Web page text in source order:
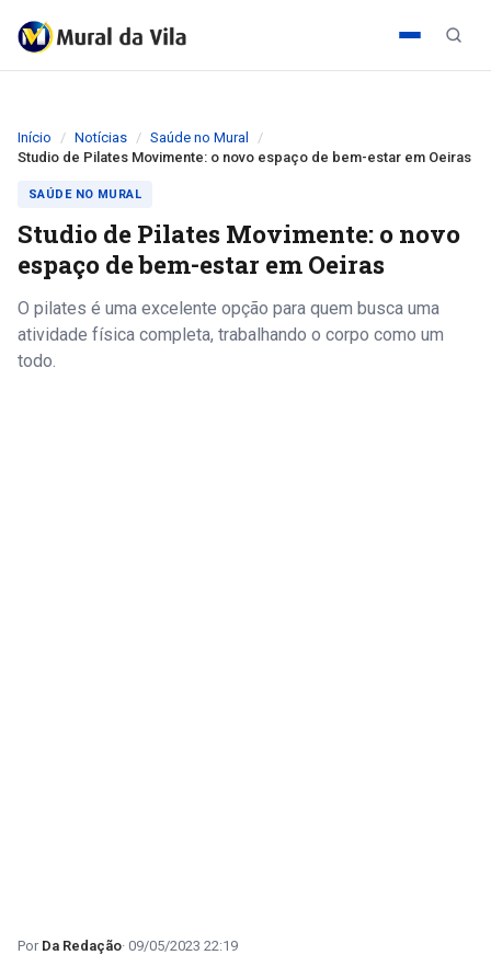
Início Notícias
Saúde no Mural
Studio de Pilates Movimente: o novo espaço de bem-estar em Oeiras
SAÚDE NO MURAL
Studio de Pilates Movimente: o novo
espaço de bem-estar em Oeiras
O pilates é uma excelente opção para quem busca uma
atividade física completa, trabalhando o corpo como um
todo.
Da Redação 09/05/2023 22:19